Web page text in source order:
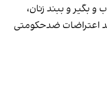
بگیر و ببند زنان،
اعتراضات ضدحکومتی